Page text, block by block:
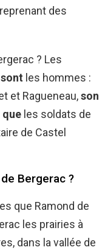
des
? Les
sont les hommes :
et Ragueneau,son
que les soldats de
de Castel
Bergerac ?
que Ramond de
les prairies à
dans la vallée de